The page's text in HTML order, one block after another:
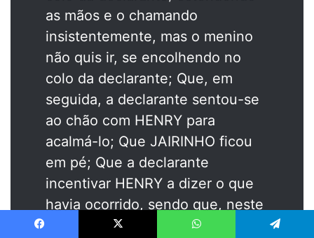
as mãos e o chamando
insistentemente, mas o menino
não quis ir, se encolhendo no
colo da declarante; Que, em
seguida, a declarante sentou-se
ao chão com HENRY para
acalmá-lo; Que JAIRINHO ficou
em pé; Que a declarante
incentivar HENRY a dizer o que
havia ocorrido, sendo que, neste
momento, na presença de